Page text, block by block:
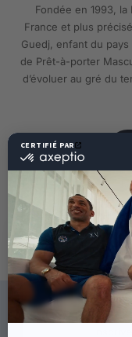
Fondée en 1993,
France et plus
Guedj, enfant du
de Prêt-à-porter
d’évoluer au gré du
CE
10%
SUR